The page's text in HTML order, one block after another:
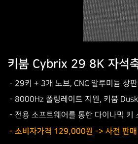
키붐 Cybrix 29 8K 자석
- 29키 + 3개 노브, CNC 알루미늄 상
- 8000Hz 폴링레이트 지원, 키붐
- 전용 소프트웨어를 통한 다이나믹
- 소비자가격 129,000원 -> 사전 판